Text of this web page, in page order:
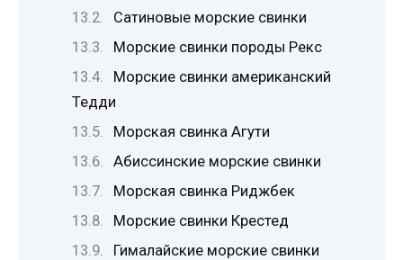
Сатиновые морские свинки
Морские свинки породы Рекс
Морские свинки американский
Тедди
Морская свинка Агути
Абиссинские морские свинки
Морская свинка Риджбек
Морские свинки Крестед
Гималайские морские свинки